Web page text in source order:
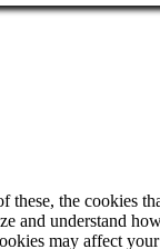
the cookies
and understand
may affect